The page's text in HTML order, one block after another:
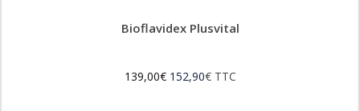
Bioflavidex Plusvital
139,00€ 152,90€ TTC